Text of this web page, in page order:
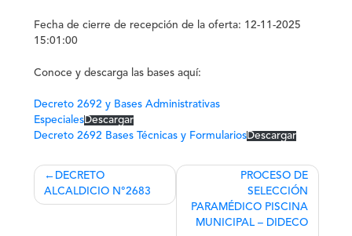
Fecha de cierre de recepción de la oferta: 12-11-2025
15:01:00
Conoce y descarga las bases aquí:
Decreto 2692 y Bases Administrativas
EspecialesDescargar
Decreto 2692 Bases Técnicas y FormulariosDescargar
Navegación
de
DECRETO
ALCALDICIO N°2683
PROCESO DE
SELECCIÓN
PARAMÉDICO PISCINA
MUNICIPAL – DIDECO